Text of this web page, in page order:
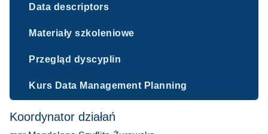
Data descriptors
Materiały szkoleniowe
Przegląd dyscyplin
Kurs Data Management Planning
Koordynator działań